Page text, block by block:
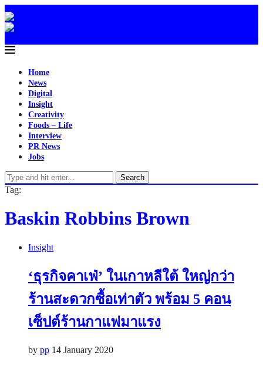
Home
News
Digital
Insight
Creativity
Foods – Life
Interview
PR News
Jobs
Search
Tag:
Baskin Robbins Brown
Insight
‘ธุรกิจคาเฟ่’ ในเกาหลีใต้ ใหญ่กว่า
ร้านสะดวกซื้อเท่าตัว พร้อม 5 คอน
เซ็ปต์ร้านกาแฟมาแรง
by pp 14 January 2020